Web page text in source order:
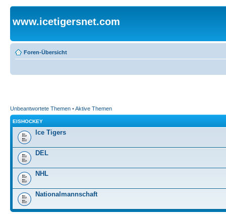
www.icetigersnet.com
Foren-Übersicht
Unbeantwortete Themen •Aktive Themen
EISHOCKEY
Ice Tigers
DEL
NHL
Nationalmannschaft